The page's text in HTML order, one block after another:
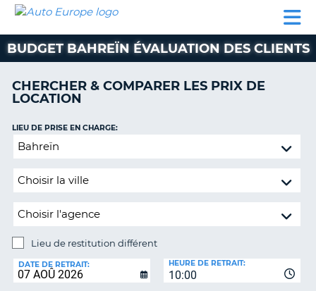
LOCATION
VOITURE
CAMPING-
CAR
CLIENT
AUTO
EUROPE
LOCATION
VOITURE
CAMPING-
CAR
PARTENAIRES
SUPPORT
CLIENT
COMPTE
MA
BUDGET BAHREÏN ÉVALUATION DES CLIENTS
CHERCHER & COMPARER LES PRIX DE
LOCATION
Lieu
restitution
LIEU DE PRISE EN CHARGE:
Lieu de restitution différent
DE
RESTITUTION:
DATE DE RETRAIT:
10:00
HEURE DE RETRAIT: